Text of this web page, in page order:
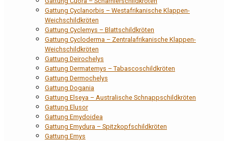
Gattung Cyclanorbis – Westafrikanische Klappen-
Weichschildkröten
Gattung Cyclemys – Blattschildkröten
Gattung Cycloderma – Zentralafrikanische Klappen-
Weichschildkröten
Gattung Deirochelys
Gattung Dermatemys – Tabascoschildkröten
Gattung Dermochelys
Gattung Dogania
Gattung Elseya – Australische Schnappschildkröten
Gattung Elusor
Gattung Emydoidea
Gattung Emydura – Spitzkopfschildkröten
Gattung Emys